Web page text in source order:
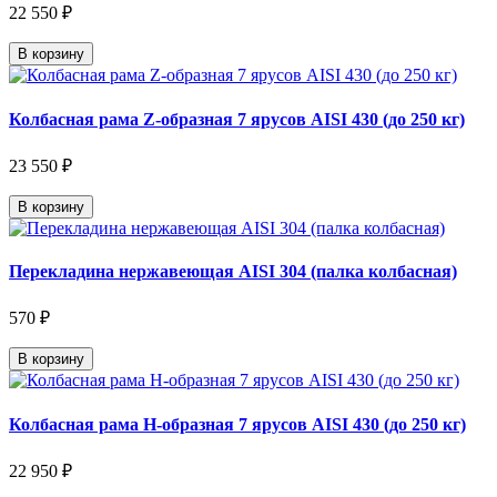
22 550 ₽
В корзину
Колбасная рама Z-образная 7 ярусов AISI 430 (до 250 кг)
23 550 ₽
В корзину
Перекладина нержавеющая AISI 304 (палка колбасная)
570 ₽
В корзину
Колбасная рама Н-образная 7 ярусов AISI 430 (до 250 кг)
22 950 ₽